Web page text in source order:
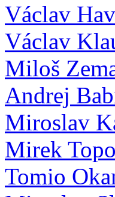
Václav
Václav
Miloš
Andrej
Miroslav
Mirek
Tomio